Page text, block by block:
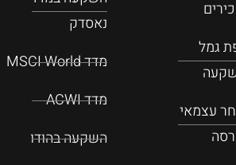
גמל
עצמאי
נאסדק
מדד MSCI World
מדד ACWI
השקעה בהודו